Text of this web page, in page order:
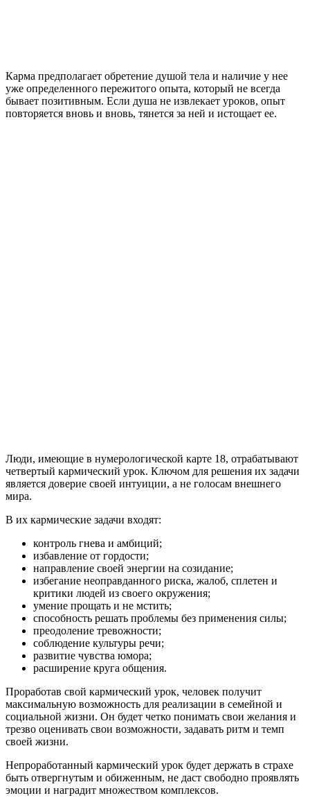
Карма предполагает обретение душой тела и наличие у нее
уже определенного пережитого опыта, который не всегда
бывает позитивным. Если душа не извлекает уроков, опыт
повторяется вновь и вновь, тянется за ней и истощает ее.
Люди, имеющие в нумерологической карте 18, отрабатывают
четвертый кармический урок. Ключом для решения их задачи
является доверие своей интуиции, а не голосам внешнего
мира.
В их кармические задачи входят:
контроль гнева и амбиций;
избавление от гордости;
направление своей энергии на созидание;
избегание неоправданного риска, жалоб, сплетен и
критики людей из своего окружения;
умение прощать и не мстить;
способность решать проблемы без применения силы;
преодоление тревожности;
соблюдение культуры речи;
развитие чувства юмора;
расширение круга общения.
Проработав свой кармический урок, человек получит
максимальную возможность для реализации в семейной и
социальной жизни. Он будет четко понимать свои желания и
трезво оценивать свои возможности, задавать ритм и темп
своей жизни.
Непроработанный кармический урок будет держать в страхе
быть отвергнутым и обиженным, не даст свободно проявлять
эмоции и наградит множеством комплексов.